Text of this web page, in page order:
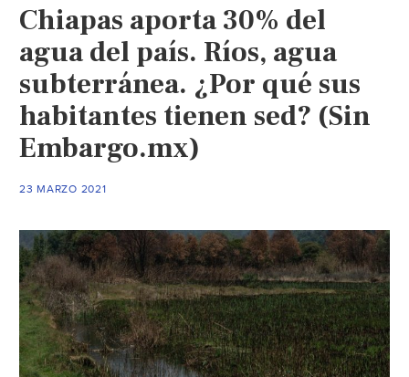
Chiapas aporta 30% del
agua del país. Ríos, agua
subterránea. ¿Por qué sus
habitantes tienen sed? (Sin
Embargo.mx)
23 MARZO 2021